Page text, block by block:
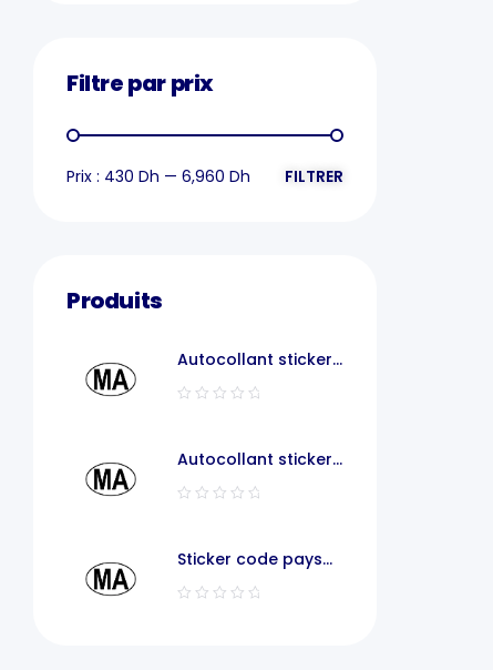
Filtre par prix
FILTRER
Prix : 430 Dh — 6,960 Dh
Produits
Autocollant sticker
voiture MA
Autocollant sticker
code pays voiture
Sticker code pays
voiture maroc MA